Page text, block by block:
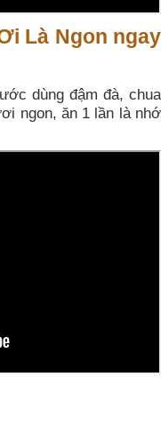
Là Ngon ngay
dùng đậm đà, chua
ngon, ăn 1 lần là nhớ